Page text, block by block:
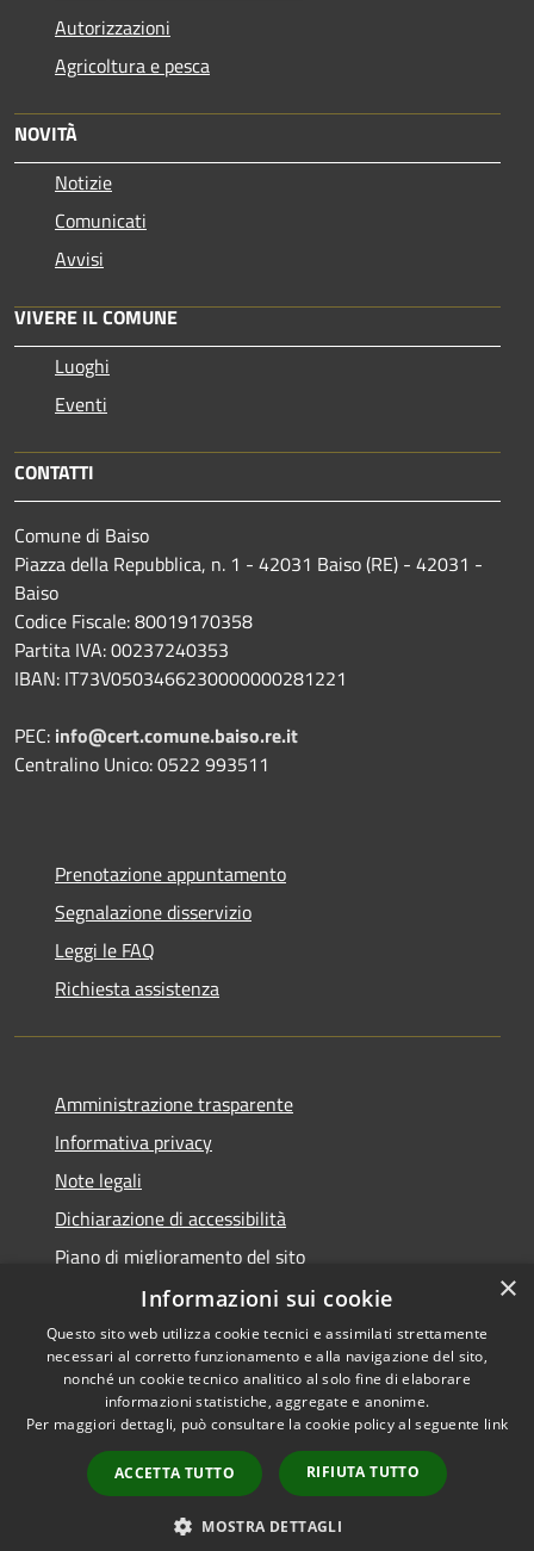
Autorizzazioni
Agricoltura e pesca
NOVITÀ
Notizie
Comunicati
Avvisi
VIVERE IL COMUNE
Luoghi
Eventi
CONTATTI
Comune di Baiso
Piazza della Repubblica, n. 1 - 42031 Baiso (RE) - 42031 -
Baiso
Codice Fiscale: 80019170358
Partita IVA: 00237240353
IBAN: IT73V0503466230000000281221
PEC: info@cert.comune.baiso.re.it
Centralino Unico: 0522 993511
Prenotazione appuntamento
Segnalazione disservizio
Leggi le FAQ
Richiesta assistenza
Amministrazione trasparente
Informativa privacy
Note legali
Dichiarazione di accessibilità
Piano di miglioramento del sito
Accessibilità
Privacy
Mappa del sito
Feedback Accessibilità
Copyright © 2026 • Comune di
Baiso • Powered by
Municipium•Accesso
redazione
×
Informazioni sui cookie
Questo sito web utilizza cookie tecnici e assimilati strettamente
necessari al corretto funzionamento e alla navigazione del sito,
nonché un cookie tecnico analitico al solo fine di elaborare
informazioni statistiche, aggregate e anonime.
Per maggiori dettagli, può consultare la cookie policy al seguente link
ACCETTA TUTTO RIFIUTA TUTTO
MOSTRA DETTAGLI